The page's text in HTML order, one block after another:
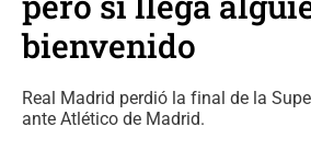
bienvenido
Real Madrid perdió la final de la
ante Atlético de Madrid.